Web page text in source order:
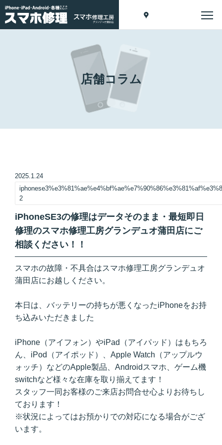
店舗コラム
2025.1.24
2
iPhoneSE3の修理はデータそのまま・最短即日
修理のスマホ修理工房グランデュオ蒲田店にご
相談ください！！
スマホの故障・不具合はスマホ修理工房グランデュオ
蒲田店にお越しください。
本日は、バッテリーの持ちが悪くなったiPhoneをお持
ち込みいただきました
iPhone（アイフォン）やiPad（アイパッド）はもちろ
ん、iPod（アイポッド）、Apple Watch（アップルウ
ォッチ）などのApple製品、Androidスマホ、ゲーム機
switchなど様々な在庫を取り揃えてます！
スタッフ一同お客様のご来店お問合せ心よりお待ちし
ております！
※状況によってはお預かりでの対応になる場合がござ
います。